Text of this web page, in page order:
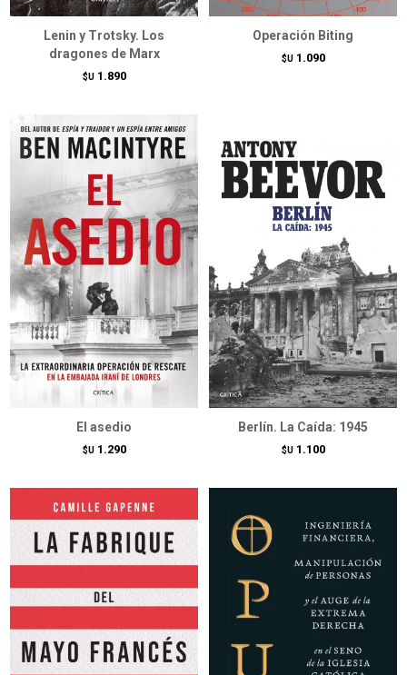
Lenin y Trotsky. Los
dragones de Marx
$U 1.890
Operación Biting
$U 1.090
El asedio
$U 1.290
Berlín. La Caída: 1945
$U 1.100